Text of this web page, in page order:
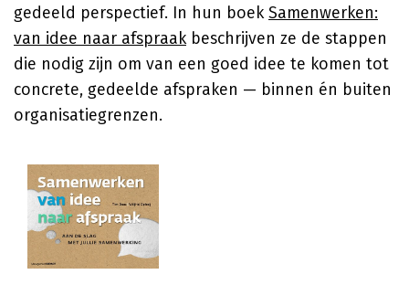
gedeeld perspectief. In hun boekSamenwerken:
van idee naar afspraakbeschrijven ze de stappen
die nodig zijn om van een goed idee te komen tot
concrete, gedeelde afspraken — binnen én buiten
organisatiegrenzen.